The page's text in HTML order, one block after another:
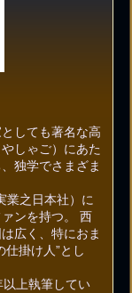
しても著名な高
しゃご）にあた
独学でさまざま
業之日本社）に
ンを持つ。 西
広く、特におま
仕掛け人”とし
上執筆してい